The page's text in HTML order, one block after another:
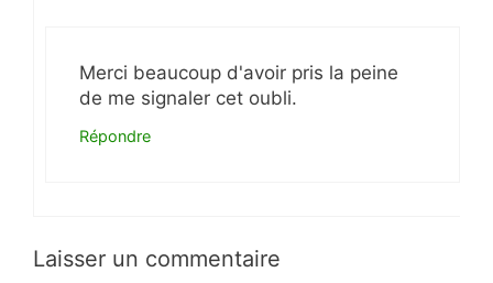
Merci beaucoup d'avoir pris la peine
de me signaler cet oubli.
Répondre
Laisser un commentaire